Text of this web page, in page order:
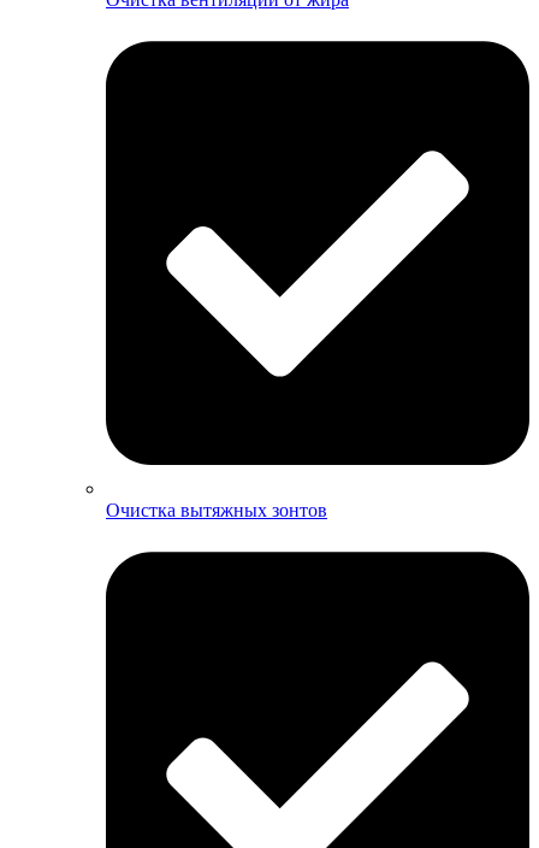
Очистка вытяжных зонтов